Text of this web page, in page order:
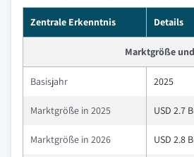
Zentrale Erkenntnis Details
Marktgröße
Basisjahr 2025
Marktgröße in 2025 USD 2.7
Marktgröße in 2026 USD 2.8